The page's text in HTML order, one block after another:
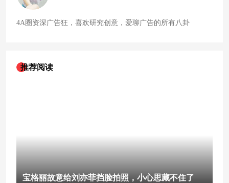
4A圈资深广告狂，喜欢研究创意，爱聊广告的所有八卦
推荐阅读
宝格丽故意给刘亦菲挡脸拍照，小心思藏不住了